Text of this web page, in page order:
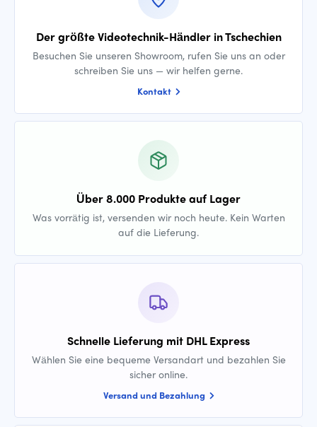
Der größte Videotechnik-Händler in Tschechien
Besuchen Sie unseren Showroom, rufen Sie uns an oder
schreiben Sie uns — wir helfen gerne.
Kontakt
Über 8.000 Produkte auf Lager
Was vorrätig ist, versenden wir noch heute. Kein Warten
auf die Lieferung.
Schnelle Lieferung mit DHL Express
Wählen Sie eine bequeme Versandart und bezahlen Sie
sicher online.
Versand und Bezahlung